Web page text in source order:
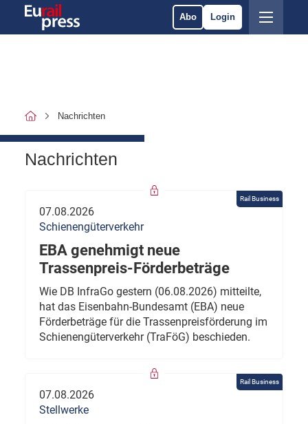
Abo Login
Nachrichten
Nachrichten
Rail Business
07.08.2026
Schienengüterverkehr
EBA genehmigt neue
Trassenpreis-Förderbeträge
Wie DB InfraGo gestern (06.08.2026) mitteilte,
hat das Eisenbahn-Bundesamt (EBA) neue
Förderbeträge für die Trassenpreisförderung im
Schienengüterverkehr (TraFöG) beschieden.
Rail Business
07.08.2026
Stellwerke